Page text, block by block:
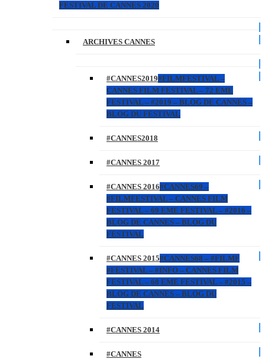
FESTIVAL DE CANNES 2020
ARCHIVES CANNES
#CANNES2019#FILMFESTIVAL –
CANNES FILM FESTIVAL – 72 EME
FESTIVAL – #2019 – BLOG DE CANNES –
BLOG DU FESTIVAL
#CANNES2018
#CANNES 2017
#CANNES 2016#CANNES69 –
#FILMFESTIVAL – CANNES FILM
FESTIVAL – 69 EME FESTIVAL – #2016 –
BLOG DE CANNES – BLOG DU
FESTIVAL
#CANNES 2015#CANNES68 – #FILMF
#FESTIVAL – #INFO – CANNES FILM
FESTIVAL – 68 EME FESTIVAL – #2015 –
BLOG DE CANNES – BLOG DU
FESTIVAL
#CANNES 2014
#CANNES